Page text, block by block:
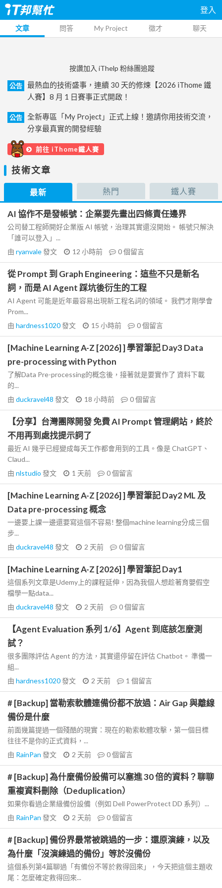
登入
文章 問答 My Project 徵才 聊天
按讚加入 iThelp 粉絲團追蹤
公告
最熱血的技術盛事，連續 30 天的修煉【2026 iThome 鐵
人賽】8 月 1 日賽事正式開啟！
公告
全新專區「My Project」正式上線！邀請你用技術交流，
分享最真實的開發經驗
前往 iThome鐵人賽
技術文章
最新 熱門 鐵人賽
AI 協作不是發帳號：企業要先畫出四條責任邊界
公司替工程師開好企業版 AI 帳號，治理其實還沒開始。 帳號只解決
「誰可以登入」...
由 ryanvale發文 12 小時前 0個留言
從 Prompt 到 Graph Engineering：這些不只是新名
詞，而是 AI Agent 踩坑後衍生的工程
AI Agent 可能是近年最容易出現新工程名詞的領域。 我們才剛學會
Prom...
由 hardness1020發文 15 小時前 0個留言
[Machine Learning A-Z [2026] ] 學習筆記 Day3 Data
pre-processing with Python
了解Data Pre-processing的概念後，接著就是要實作了 資料下載
的...
由 duckravel48 發文 18 小時前 0個留言
【分享】台灣團隊開發 免費 AI Prompt 管理網站，終於
不用再到處找提示詞了
最近 AI 幾乎已經變成每天工作都會用到的工具。像是 ChatGPT、
Claud...
由 nlstudio 發文 1 天前 0個留言
[Machine Learning A-Z [2026] ] 學習筆記 Day2 ML 及
Data pre-processing 概念
一邊要上課一邊還要寫這個不容易! 整個machine learning分成三個
步...
由 duckravel48 發文 2 天前 0個留言
[Machine Learning A-Z [2026] ] 學習筆記 Day1
這個系列文章是Udemy上的課程延伸，因為我個人想趁著育嬰假空
檔學一點data...
由 duckravel48 發文 2 天前 0個留言
【Agent Evaluation 系列 1/6】Agent 到底該怎麼測
試？
很多團隊評估 Agent 的方法，其實還停留在評估 Chatbot。 準備一
組...
由 hardness1020發文 2 天前 1 個留言
# [Backup] 當勒索軟體連備份都不放過：Air Gap 與離線
備份是什麼
前面幾篇提過一個殘酷的現實：現在的勒索軟體攻擊，第一個目標
往往不是你的正式資料，...
由 RainPan 發文 2 天前 0個留言
# [Backup] 為什麼備份設備可以塞進 30 倍的資料？聊聊
重複資料刪除（Deduplication）
如果你看過企業級備份設備（例如 Dell PowerProtect DD 系列）...
由 RainPan 發文 2 天前 0個留言
# [Backup] 備份界最常被跳過的一步：還原演練，以及
為什麼「沒演練過的備份」等於沒備份
這個系列第4篇聊過「有備份不等於救得回來」，今天把這個主題收
尾：怎麼確定救得回來...